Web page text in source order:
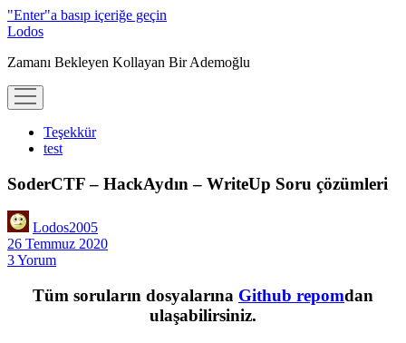
"Enter"a basıp içeriğe geçin
Lodos
Zamanı Bekleyen Kollayan Bir Ademoğlu
menüyü
aç
Teşekkür
test
SoderCTF – HackAydın – WriteUp Soru çözümleri
Lodos2005
26 Temmuz 2020
3 Yorum
Tüm soruların dosyalarına Github repomdan
ulaşabilirsiniz.